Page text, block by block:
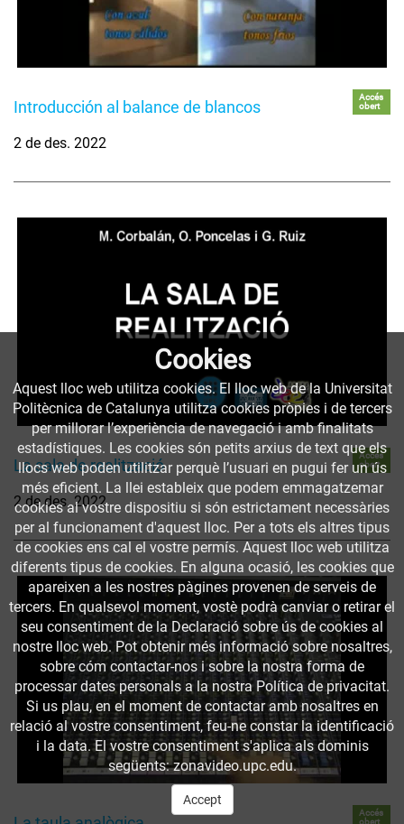
Introducción al balance de blancos
Accés
obert
2 de des. 2022
La sala de realització
Accés
obert
2 de des. 2022
Accés
Cookies
Aquest lloc web utilitza cookies. El lloc web de la Universitat
Politècnica de Catalunya utilitza cookies pròpies i de tercers
per millorar l’experiència de navegació i amb finalitats
estadístiques. Les cookies són petits arxius de text que els
llocs web poden utilitzar perquè l’usuari en pugui fer un ús
més eficient. La llei estableix que podem emmagatzemar
cookies al vostre dispositiu si són estrictament necessàries
per al funcionament d'aquest lloc. Per a tots els altres tipus
de cookies ens cal el vostre permís. Aquest lloc web utilitza
diferents tipus de cookies. En alguna ocasió, les cookies que
apareixen a les nostres pàgines provenen de serveis de
tercers. En qualsevol moment, vostè podrà canviar o retirar el
seu consentiment de la Declaració sobre ús de cookies al
nostre lloc web. Pot obtenir més informació sobre nosaltres,
sobre cóm contactar-nos i sobre la nostra forma de
processar dates personals a la nostra Política de privacitat.
Si us plau, en el moment de contactar amb nosaltres en
relació al vostre consentiment, feu-ne constar la identificació
i la data. El vostre consentiment s'aplica als dominis
següents: zonavideo.upc.edu.
Accept